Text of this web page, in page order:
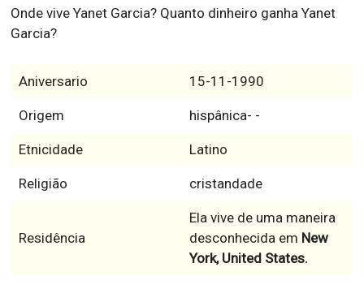
Onde vive Yanet Garcia? Quanto dinheiro ganha Yanet
Garcia?
Aniversario 15-11-1990
Origem hispânica- -
Etnicidade Latino
Religião cristandade
Residência
Ela vive de uma maneira
desconhecida em New
York, United States.